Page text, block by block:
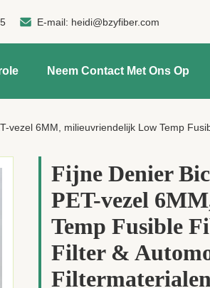
E-mail: heidi@bzyfiber.com
Neem Contact Met Ons Op
milieuvriendelijk Low Temp Fusible Fiber voor
Fijne Denier
PET-vezel
Temp Fusible
Filter &